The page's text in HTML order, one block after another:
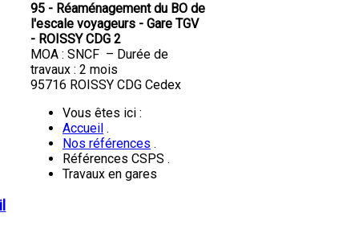
95 - Réaménagement du BO de
l'escale voyageurs - Gare TGV
- ROISSY CDG 2
MOA : SNCF – Durée de
travaux : 2 mois
95716 ROISSY CDG Cedex
Vous êtes ici :
Accueil .
Nos références .
Références CSPS .
Travaux en gares